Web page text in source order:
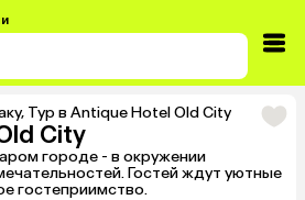
, Тур в Antique Hotel Old City
City
городе - в окружении
Гостей ждут уютные
гостеприимство.